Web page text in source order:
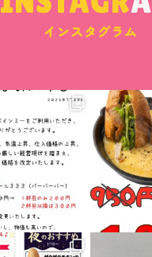
インスタグラム